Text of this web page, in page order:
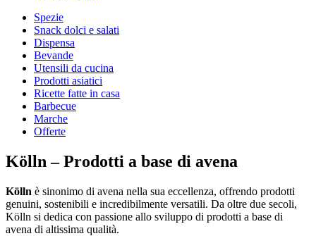
Spezie
Snack dolci e salati
Dispensa
Bevande
Utensili da cucina
Prodotti asiatici
Ricette fatte in casa
Barbecue
Marche
Offerte
Kölln – Prodotti a base di avena
Kölln è sinonimo di avena nella sua eccellenza, offrendo prodotti
genuini, sostenibili e incredibilmente versatili. Da oltre due secoli,
Kölln si dedica con passione allo sviluppo di prodotti a base di
avena di altissima qualità.